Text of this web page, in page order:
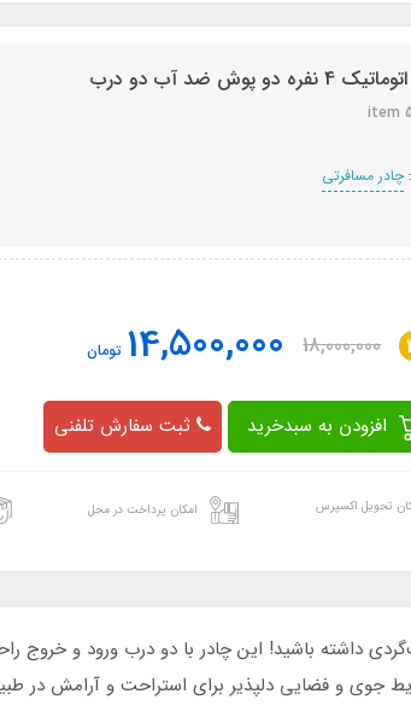
نفره دو پوش ضد آب دو درب
item
چادر مسافرتی
18,000,000
14,500,000 تومان
ثبت سفارش تلفنی
تحویل اکسپرس امکان پرداخت در محل
از طبیعت‌گردی داشته باشید! این چادر با دو درب ورود
جوی و فضایی دلپذیر برای استراحت و آرامش در